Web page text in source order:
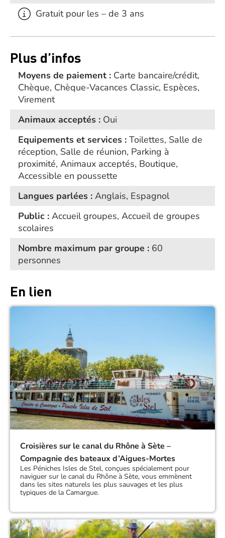
Gratuit pour les – de 3 ans
Plus d’infos
Moyens de paiement : Carte bancaire/crédit,
Chèque, Chèque-Vacances Classic, Espèces,
Virement
Animaux acceptés : Oui
Equipements et services : Toilettes, Salle de
réception, Salle de réunion, Parking à
proximité, Animaux acceptés, Boutique,
Accessible en poussette
Langues parlées : Anglais, Espagnol
Public : Accueil groupes, Accueil de groupes
scolaires
Nombre maximum par groupe : 60
personnes
En lien
Croisières sur le canal du Rhône à Sète –
Compagnie des bateaux d’Aigues-Mortes
Les Péniches Isles de Stel, conçues spécialement pour
naviguer sur le canal du Rhône à Sète, vous emmènent
dans les sites naturels les plus sauvages et les plus
typiques de la Camargue.